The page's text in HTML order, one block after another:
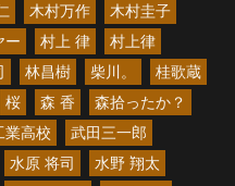
木村万作
木村圭子
ー 村上 律
村上律
林昌樹 柴川。
桂歌蔵
桜 森 香
森拾ったか？
業高校
武田三一郎
水原 将司
水野 翔太